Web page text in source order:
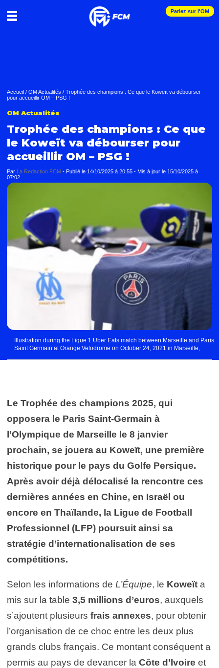
Pariez sur l'OM
Accueil / OM Actualités / Trophée des champions : Ce que le Koweït va débourser
pour accueillir OM – PSG !
OM Actualités
Trophée des champions : Ce que
le Koweït va débourser pour
accueillir OM – PSG !
Par La Redaction FCM - Publié le 14/10/2025 à 20:55 - Mis à jour le 15/10/2025 à
07:02
Illustration during the Ligue 1 Uber Eats match between Marseille and Paris
Saint Germain at Orange Velodrome on October 24, 2021 in Marseille,
Le Trophée des champions 2025, qui
opposera le Paris Saint-Germain à
l’Olympique de Marseille le 8 janvier
prochain, se jouera au Koweït, une première
historique pour le pays du Golfe Persique.
Après avoir déjà délocalisé la rencontre ces
dernières années en Chine, en Israël ou
encore en Thaïlande, la Ligue de Football
Professionnel (LFP) poursuit ainsi sa
stratégie d’internationalisation de ses
compétitions.
Selon les informations de L’Équipe, le Koweït a
mis sur la table 3,5 millions d’euros, auxquels
s’ajoutent plusieurs frais annexes, pour obtenir
l’organisation de ce choc entre les deux plus
grands clubs français. Ce montant conséquent a
permis au pays de devancer la Côte d’Ivoire et